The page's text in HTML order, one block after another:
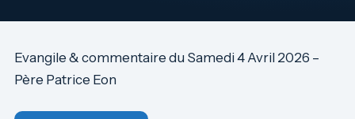
Evangile & commentaire du Samedi 4 Avril 2026 –
Père Patrice Eon